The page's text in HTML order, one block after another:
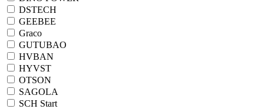
DSTECH
GEEBEE
Graco
GUTUBAO
HVBAN
HYVST
OTSON
SAGOLA
SCH Start